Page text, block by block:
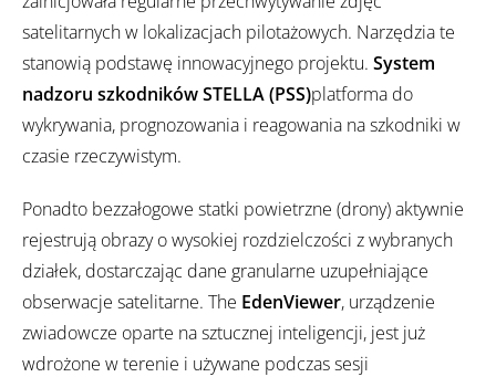
satelitarnych w lokalizacjach pilotażowych. Narzędzia te
stanowią podstawę innowacyjnego projektu. System
nadzoru szkodników STELLA (PSS)platforma do
wykrywania, prognozowania i reagowania na szkodniki w
czasie rzeczywistym.
Ponadto bezzałogowe statki powietrzne (drony) aktywnie
rejestrują obrazy o wysokiej rozdzielczości z wybranych
działek, dostarczając dane granularne uzupełniające
obserwacje satelitarne. The EdenViewer, urządzenie
zwiadowcze oparte na sztucznej inteligencji, jest już
wdrożone w terenie i używane podczas sesji